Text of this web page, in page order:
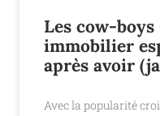
Les cow-
immobilier
après avoir
Avec la popularité